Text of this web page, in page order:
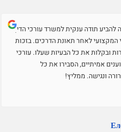
להביע תודה ענקית למשרד עורכי הדין
המקצועי לאחר תאונת הדרכים. בזכות
ובקלות את כל הבעיות שעלו. עורכי
אמיתיים, הסבירו את כל
ונגישה. ממליץ!